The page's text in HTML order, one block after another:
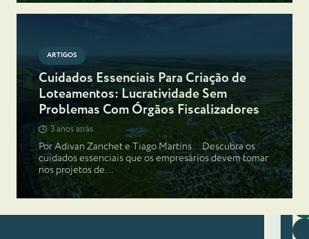
ARTIGOS
Cuidados Essenciais Para Criação de
Loteamentos: Lucratividade Sem
Problemas Com Órgãos Fiscalizadores
3 anos atrás
Por Adivan Zanchet e Tiago Martins Descubra os
cuidados essenciais que os empresários devem tomar
nos projetos de…